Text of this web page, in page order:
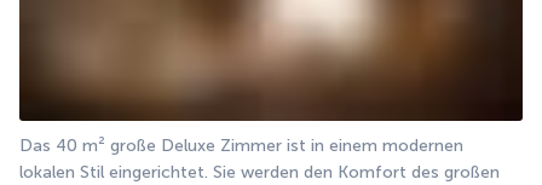
Das 40 m² große Deluxe Zimmer ist in einem modernen
lokalen Stil eingerichtet. Sie werden den Komfort des großen